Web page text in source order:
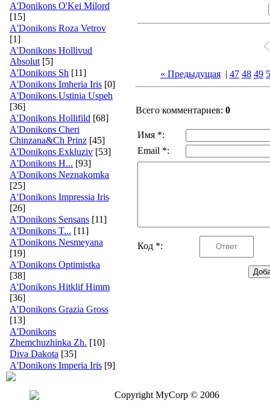
A'Donikons O'Kei Milord
[15]
A'Donikons Roza Vetrov
[1]
A'Donikons Hollivud
Absolut [5]
A'Donikons Sh [11]
A'Donikons Imheria Iris [0]
A'Donikons Ustinia Uspeh
[36]
A'Donikons Hollifild [68]
A'Donikons Cheri
Chinzana&Ch Prinz [45]
A'Donikons Exkluziv [53]
A'Donikons H... [93]
A'Donikons Neznakomka
[25]
A'Donikons Impressia Iris
[26]
A'Donikons Sensans [11]
A'Donikons T... [11]
A'Donikons Nesmeyana
[19]
A'Donikons Optimistka
[38]
A'Donikons Hitklif Himm
[36]
A'Donikons Grazia Gross
[13]
A'Donikons
Zhemchuzhinka Zh. [10]
Diva Dakota [35]
A'Donikons Imperia Iris [9]
« Предыдущая | 47 48 49
Всего комментариев: 0
Имя *:
Email *:
Код *:
Copyright MyCorp © 2006